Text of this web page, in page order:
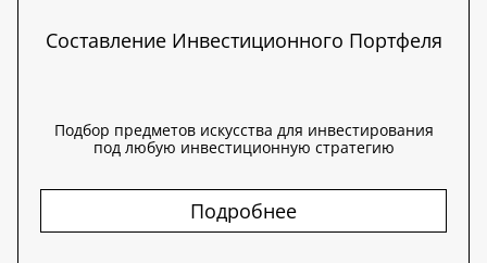
Составление Инвестиционного Портфеля
Подбор предметов искусства для инвестирования
под любую инвестиционную стратегию
Подробнее